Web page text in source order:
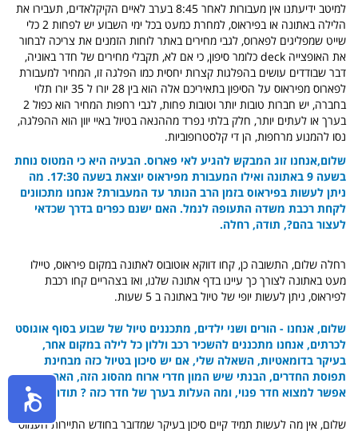
למיטב ידיעתנו אין מעבורות לאחר 8:45 בערב לאיים הקיקלאדים, תעבירו את
הלילה באתונה או בפיראוס, למחרת כמעט בכל ימי השבוע יש לפחות 2 כלי
שייט שמפליגים לפארוס, לגבי מחירים באתר לוחות הזמנים את צריכה לבחור
את האופצייה deck כלומר סיפון, כי אם לא, תקבלי מחירים של חדר באוניה,
דבר שבודדים עושים בהפלגות קצרות יחסית כמו הפלגה זו, המחיר למעבורת
לפארוס מפיראוס על הסיפון
בתאיריכם אלה הוא בין 28 יורו ל 35 יורו תלוי
בחברה, יש חברות טובות יותר וטובות פחות, לגבי רחפות המחיר הוא כפול 2
בערך או לעתים יותר, חלק בלתי נפרד מההנאה בטיול באיי יוון הוא ההפלגה,
נסו להמנוע מרחפות, הן די קלסטרופוביות.
שלום,אנחנו זוג המבקש להגיע לאי פארוס. הבעיה היא כי המטוס נוחת
בשעה 9 באתונה ואילו המעבורת מפיראוס יוצאת בשעה 17:30. מה
ניתן לעשות בפיראוס בזמן הרב הנותר עד המעבורת? אנחנו מתכוונים
לקחת רכבת משדה התעופה לנמל. האם ישנם כפרים בדרך שכדאי
לעצור בהם?, תודה, רחלה.
רחלה שלום, התשובה כן, קחו דווקא אוטובוס לאתונה במקום פיראוס, טיילו
מעט באתונה לצורך כך עיינו בדף אתונה שלנו, ואז בצהריים קחו רכבת
לפיראוס, ניתן לעשות יופי של טיול באתונה ב 5 שעות.
שלום, אנחנו - הורים ושני ילדים, מתכננים טיול של שבוע בסוף אוגוסט
לכרתים, אנחנו מתכננים להשכיר רכב וללון כל לילה במקום אחר,
בעיקר בדומאטיות, השאלה שלי, אם יש סיכון בטיול כזה מבחינת
תפוסת החדרים, הבנתי שיש המון חדרי ארוח מהסוג הזה, האם תמיד
אפשר למצוא חדר פנוי, ומה העלות בערך של חדר כזה ? תודה.
שלום, אין מה לעשות תמיד קיים סיכון בעיקר שמדובר בחודש התיירות העמוס